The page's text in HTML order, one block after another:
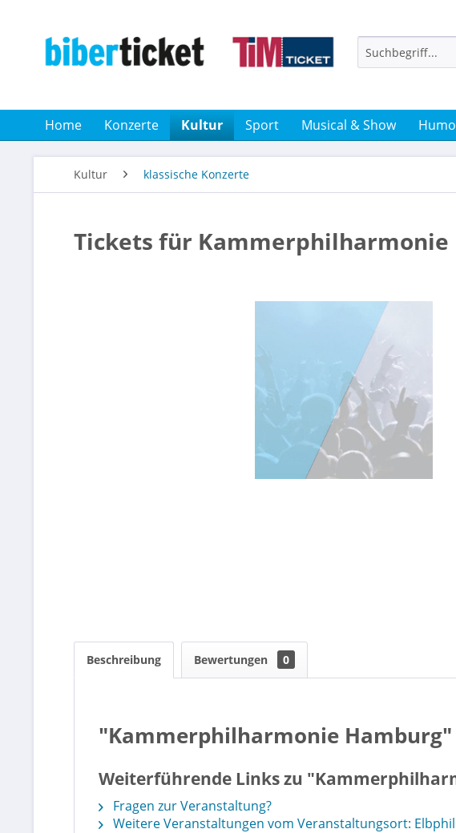
Home Konzerte Kultur Sport Musical & Show
Kultur klassische Konzerte
Tickets für Kammerphilharmonie
Beschreibung Bewertungen 0
"Kammerphilharmonie Hamburg"
Weiterführende Links zu
Fragen zur Veranstaltung?
Weitere Veranstaltungen vom Veranstaltungsort: